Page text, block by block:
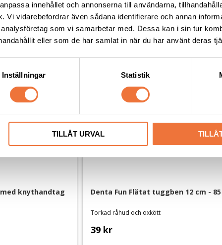
innehållet och annonserna till användarna,
Vi vidarebefordrar även sådana identifierare och annan
som vi samarbetar med. Dessa kan i sin tur
eller som de har samlat in när du har använt deras
Inställningar Statistik
TILLÅT URVAL
Andra köpte även
knythandtag
Denta Fun Flätat tuggben 12 cm -
Torkad råhud och oxkött
39 kr